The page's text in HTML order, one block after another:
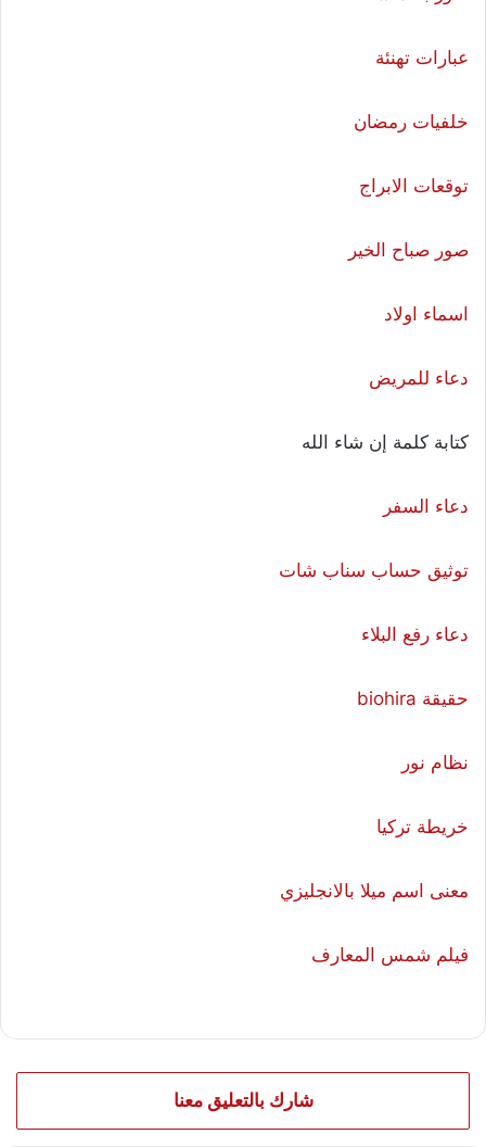
عبارات تهنئة
خلفيات رمضان
توقعات الابراج
صور صباح الخير
اسماء اولاد
دعاء للمريض
كتابة كلمة إن شاء الله
دعاء السفر
توثيق حساب سناب شات
دعاء رفع البلاء
حقيقة biohira
نظام نور
خريطة تركيا
معنى اسم ميلا بالانجليزي
فيلم شمس المعارف
شارك بالتعليق معنا